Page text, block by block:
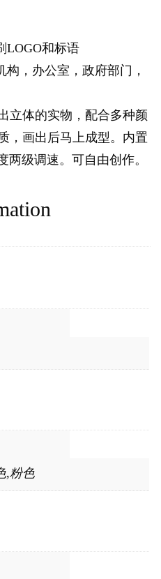
LOGO和标语
，办公室，政府部门，
立体的实物，配合多种颜
，画出后马上成型。内置
两级调速。可自由创作。
,粉色